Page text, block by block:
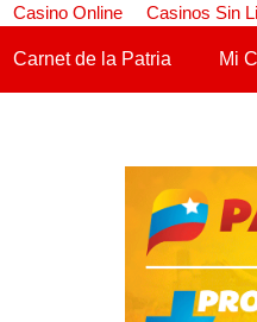
Casino Online Casinos Sin
Carnet de la Patria Mi